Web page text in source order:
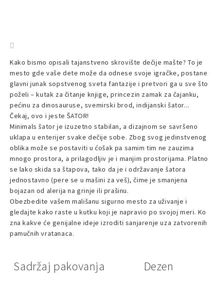
Kako bismo opisali tajanstveno skrovište dečije mašte? To je
mesto gde vaše dete može da odnese svoje igračke, postane
glavni junak sopstvenog sveta fantazije i pretvori ga u sve što
poželi – kutak za čitanje knjige, princezin zamak za čajanku,
pećinu za dinosauruse, svemirski brod, indijanski šator...
Čekaj, ovo i jeste ŠATOR!
Minimals šator je izuzetno stabilan, a dizajnom se savršeno
uklapa u enterijer svake dečije sobe. Zbog svog jedinstvenog
oblika može se postaviti u ćošak pa samim tim ne zauzima
mnogo prostora, a prilagodljiv je i manjim prostorijama. Platno
se lako skida sa štapova, tako da je i održavanje šatora
jednostavno (pere se u mašini za veš), čime je smanjena
bojazan od alerija na grinje ili prašinu.
Obezbedite vašem mališanu sigurno mesto za uživanje i
gledajte kako raste u kutku koji je napravio po svojoj meri. Ko
zna kakve će genijalne ideje izroditi sanjarenje uza zatvorenih
pamučnih vratanaca.
Sadržaj pakovanja Dezen